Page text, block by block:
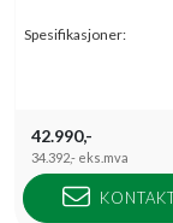
Spesifikasjoner:
42.990,-
34.392,- eks.mva